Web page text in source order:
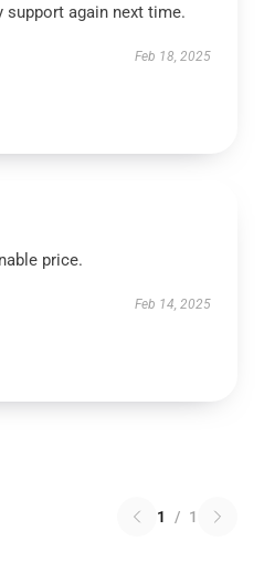
again next time.
Feb 18, 2025
price.
Feb 14, 2025
1 / 1